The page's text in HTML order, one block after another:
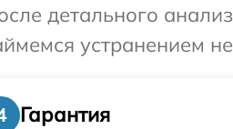
детального
устранением
Гарантия